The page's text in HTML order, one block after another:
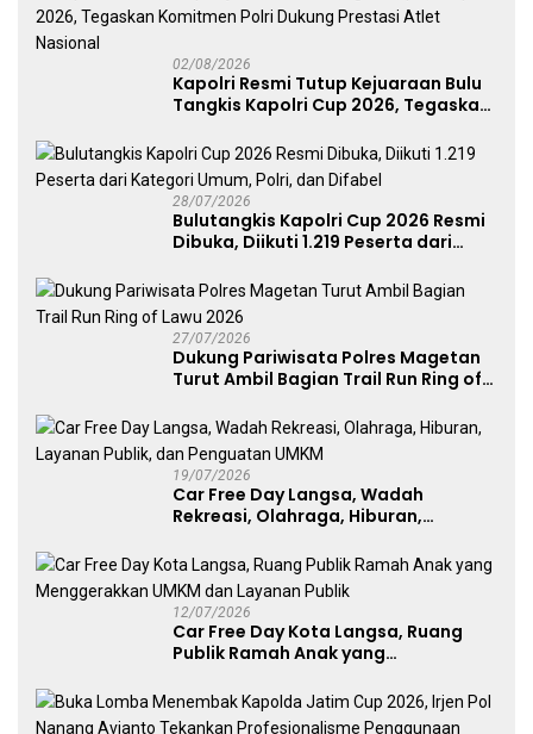
02/08/2026
Kapolri Resmi Tutup Kejuaraan Bulu
Tangkis Kapolri Cup 2026, Tegaskan
Atlet Nasional
28/07/2026
Bulutangkis Kapolri Cup 2026 Resmi
Dibuka, Diikuti 1.219 Peserta dari
27/07/2026
Dukung Pariwisata Polres Magetan
Turut Ambil Bagian Trail Run Ring of
19/07/2026
Car Free Day Langsa, Wadah
Rekreasi, Olahraga, Hiburan,
UMKM
12/07/2026
Car Free Day Kota Langsa, Ruang
Publik Ramah Anak yang
Publik